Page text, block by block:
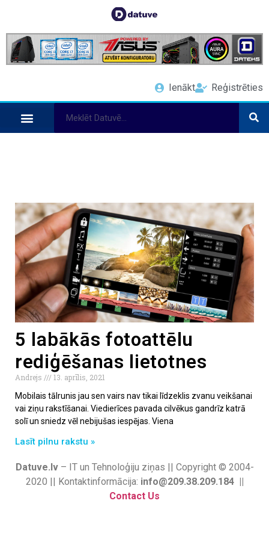
Ienākt Reģistrēties
5 labākās fotoattēlu
rediģēšanas lietotnes
Andrejs
13. aprīlis, 2021
Mobilais tālrunis jau sen vairs nav tikai līdzeklis zvanu veikšanai
vai ziņu rakstīšanai. Viedierīces pavada cilvēkus gandrīz katrā
solī un sniedz vēl nebijušas iespējas. Viena
Lasīt pilnu rakstu »
Datuve.lv– IT un Tehnoloģiju ziņas || Copyright © 2004-
2020 || Kontaktinformācija: info@209.38.209.184 ||
Contact Us